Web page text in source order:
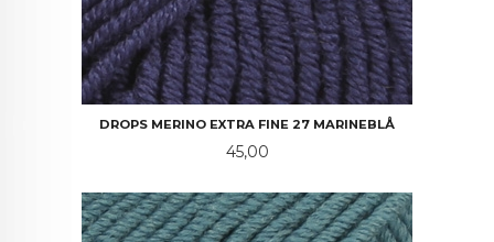
DROPS MERINO EXTRA FINE 27 MARINEBLÅ
Pris
45,00